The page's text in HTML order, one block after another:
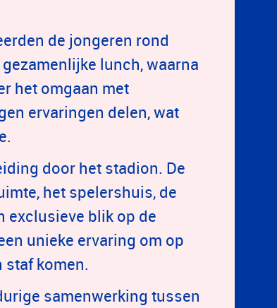
de jongeren rond
lunch, waarna
het omgaan met
ervaringen delen, wat
door het stadion. De
het spelershuis, de
exclusieve blik op de
unieke ervaring om op
staf komen.
samenwerking tussen